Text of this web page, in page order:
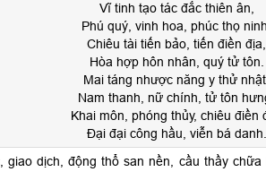
Vĩ tinh tạo tác đắc thiên ân,
Phú quý, vinh hoa, phúc thọ ninh,
Chiêu tài tiến bảo, tiến điền địa,
Hòa hợp hôn nhân, quý tử tôn.
Mai táng nhược năng y thử nhật,
Nam thanh, nữ chính, tử tôn
Khai môn, phóng thủy, chiêu điền
Đại đại công hầu, viễn bá danh.
giao dịch, động thổ san nền, cầu thầy